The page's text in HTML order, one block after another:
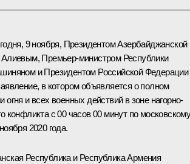
9 ноября, Президентом Азербайджанской
Алиевым, Премьер-министром Республики
и Президентом Российской Федерации
в котором объявляется о полном
огня и всех военных действий в зоне нагорно-
конфликта с 00 часов 00 минут по
2020 года.
Республика и Республика Армения